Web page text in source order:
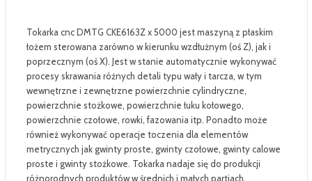
Tokarka cnc DMTG CKE6163Z x 5000 jest maszyną z płaskim
łożem sterowana zarówno w kierunku wzdłużnym (oś Z), jak i
poprzecznym (oś X). Jest w stanie automatycznie wykonywać
procesy skrawania różnych detali typu wały i tarcza, w tym
wewnętrzne i zewnętrzne powierzchnie cylindryczne,
powierzchnie stożkowe, powierzchnie łuku kołowego,
powierzchnie czołowe, rowki, fazowania itp. Ponadto może
również wykonywać operacje toczenia dla elementów
metrycznych jak gwinty proste, gwinty czołowe, gwinty calowe
proste i gwinty stożkowe. Tokarka nadaje się do produkcji
różnorodnych produktów w średnich i małych partiach,